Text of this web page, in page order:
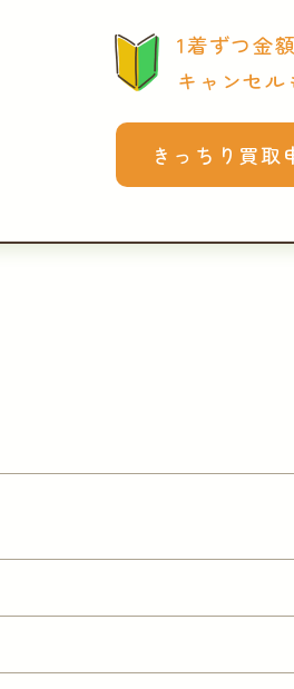
1着ずつ金
キャンセル
きっちり買取